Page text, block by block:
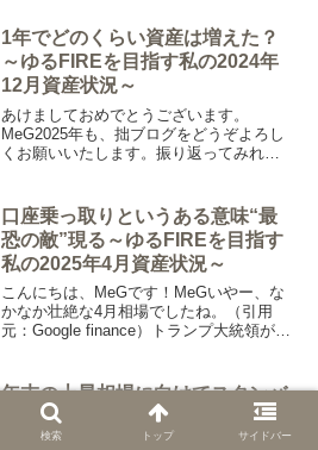
のは日本株ですね。（全体ではナス100だ
け...
1年でどのくらい資産は増えた？
～ゆるFIREを目指す私の2024年
12月資産状況～
あけましておめでとうございます。
MeG2025年も、拙ブログをどうぞよろし
くお願いいたします。振り返ってみれ
投資を始め、S&P500やオルカンなど米国
中心の...
口座乗っ取りというある意味“最
恐の敵”現る～ゆるFIREを目指す
私の2025年4月資産状況～
こんにちは、MeGです！MeGいやー、な
かなか壮絶な4月相場でしたね。（引用
元：Google finance）トランプ大統領が追
まで株価が下がってしまうほどの...
年末の上昇相場に向けてスタンバ
イ～ゆるFIREを目指す私の2024
年10月資産状況～
検索 トップ サイドバー